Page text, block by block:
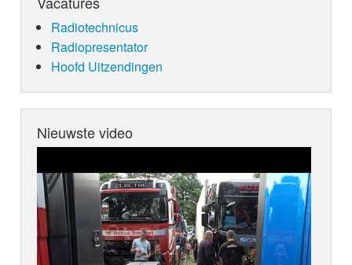
Radiotechnicus
Radiopresentator
Hoofd Uitzendingen
Nieuwste video